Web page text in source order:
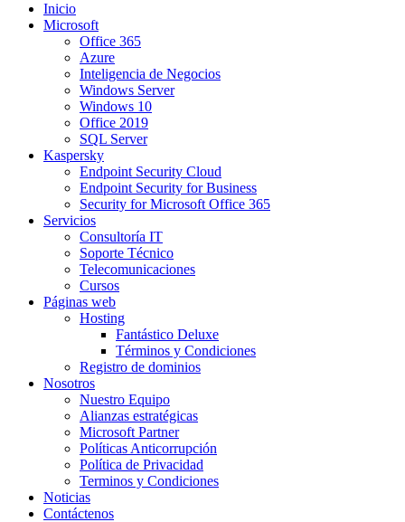
Inicio
Microsoft
Office 365
Azure
Inteligencia de Negocios
Windows Server
Windows 10
Office 2019
SQL Server
Kaspersky
Endpoint Security Cloud
Endpoint Security for Business
Security for Microsoft Office 365
Servicios
Consultoría IT
Soporte Técnico
Telecomunicaciones
Cursos
Páginas web
Hosting
Fantástico Deluxe
Términos y Condiciones
Registro de dominios
Nosotros
Nuestro Equipo
Alianzas estratégicas
Microsoft Partner
Políticas Anticorrupción
Política de Privacidad
Terminos y Condiciones
Noticias
Contáctenos